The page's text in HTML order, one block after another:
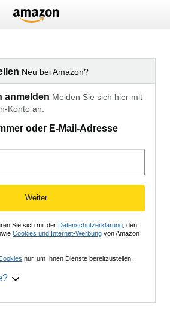
Neu bei Amazon?
anmelden Melden Sie sich hier mit
Konto an.
oder E-Mail-Adresse
Weiter
Sie sich mit der Datenschutzerklärung , den
Cookies und Internet-Werbung von Amazon
nur, um Ihnen Dienste bereitzustellen.